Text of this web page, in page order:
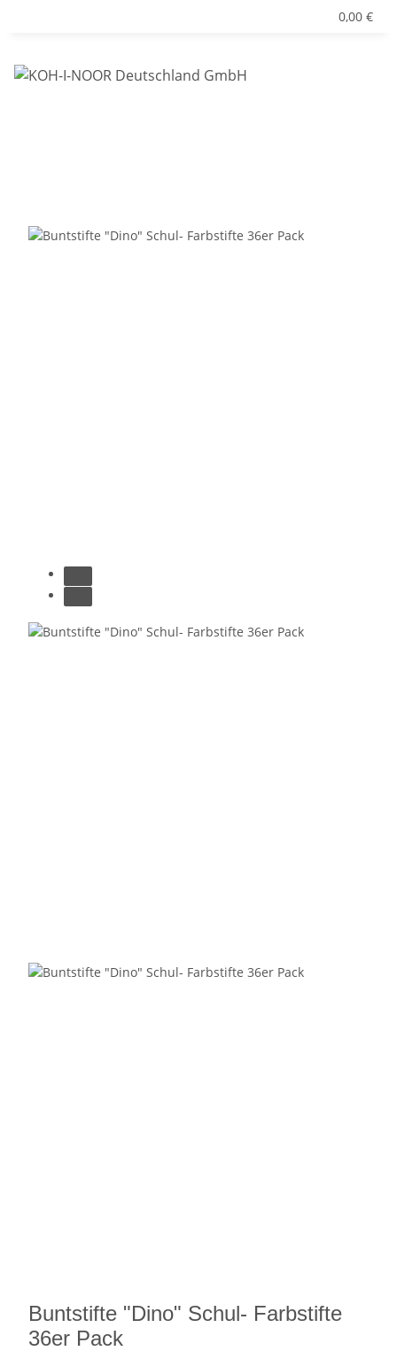
0,00 €
Buntstifte "Dino" Schul- Farbstifte
36er Pack